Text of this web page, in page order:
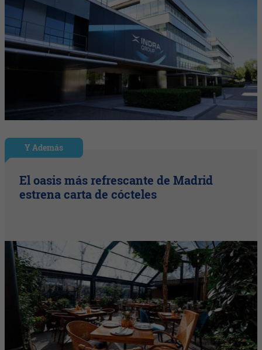
Y Además
El oasis más refrescante de Madrid
estrena carta de cócteles